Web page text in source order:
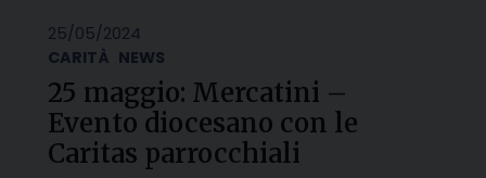
25/05/2024
CARITÀ NEWS
25 maggio: Mercatini –
Evento diocesano con le
Caritas parrocchiali